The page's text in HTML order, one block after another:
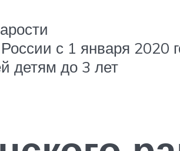
с 1 января 2020
детям до 3 лет